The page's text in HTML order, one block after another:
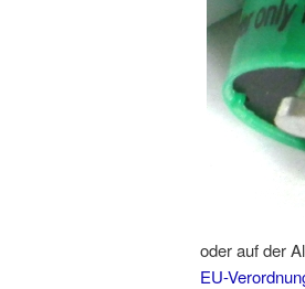
oder auf der
EU-